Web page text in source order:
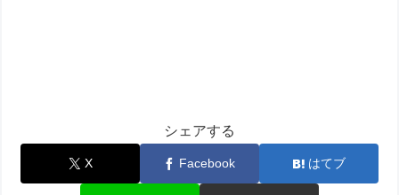
シェアする
X Facebook はてブ